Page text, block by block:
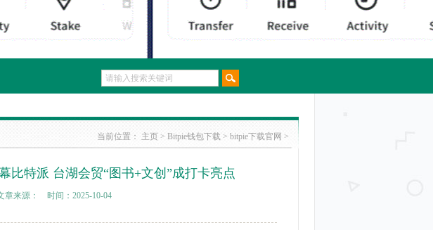
使用应用服务的同时确保资产100% 由自己掌控。
当前位置： 主页 > Bitpie钱包下载 > bitpie下载官网 >
比特派 台湖会贸“图书+文创”成打卡亮点
章来源： 时间：2025-10-04